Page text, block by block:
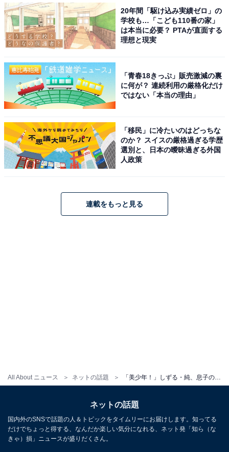
All About ニュース ネットの話題
20年間「駆け込み実績ゼロ」の
学校も…「こども110番の家」
は本当に必要？ PTAが直面する
理想と現実
「青春18きっぷ」販売激減の裏
に何が？ 連続利用の厳格化だけ
ではない「本当の理由」
「移民」に冷たいのはどっちな
のか？ スイスの厳格過ぎる学歴
選別と、日本の曖昧過ぎる外国
人政策
連載をもっと見る
ネットの話題
国内外のSNSで話題の人＆トピックをタイムリーにお届けします。知ってる
だけでちょっと得する、なんだか楽しい気分になれる、ネット発「知ら（な
きゃ）損」ニュースが盛りだくさん。